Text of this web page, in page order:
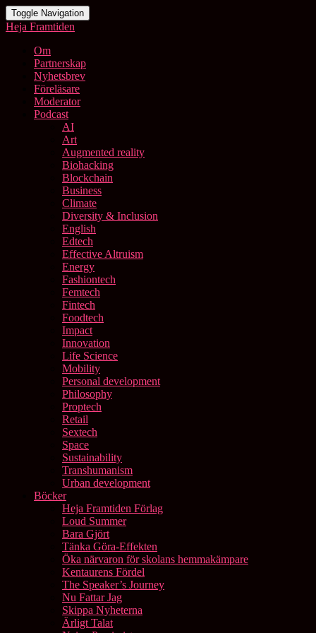
Toggle Navigation
Heja Framtiden
Om
Partnerskap
Nyhetsbrev
Föreläsare
Moderator
Podcast
AI
Art
Augmented reality
Biohacking
Blockchain
Business
Climate
Diversity & Inclusion
English
Edtech
Effective Altruism
Energy
Fashiontech
Femtech
Fintech
Foodtech
Impact
Innovation
Life Science
Mobility
Personal development
Philosophy
Proptech
Retail
Sextech
Space
Sustainability
Transhumanism
Urban development
Böcker
Heja Framtiden Förlag
Loud Summer
Bara Gjört
Tänka Göra-Effekten
Öka närvaron för skolans hemmakämpare
Kentaurens Fördel
The Speaker’s Journey
Nu Fattar Jag
Skippa Nyheterna
Ärligt Talat